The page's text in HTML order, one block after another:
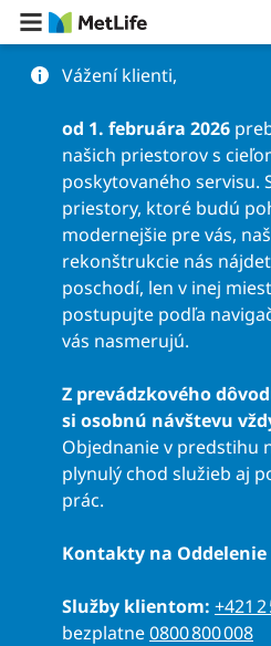
Preskočiť na obsah
Vážení klienti,
od 1. februára 2026
našich priestorov s
poskytovaného servisu.
priestory, ktoré budú
modernejšie pre vás,
rekonštrukcie nás
poschodí, len v inej
postupujte podľa
vás nasmerujú.
Z prevádzkového
si osobnú návštevu
Objednanie v predstihu
plynulý chod služieb aj
prác.
Kontakty na
Služby klientom: +421 2
bezplatne0800 800 008